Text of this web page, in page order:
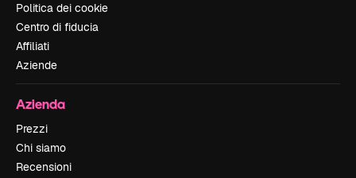
Politica dei cookie
Centro di fiducia
Affiliati
Aziende
Azienda
Prezzi
Chi siamo
Recensioni